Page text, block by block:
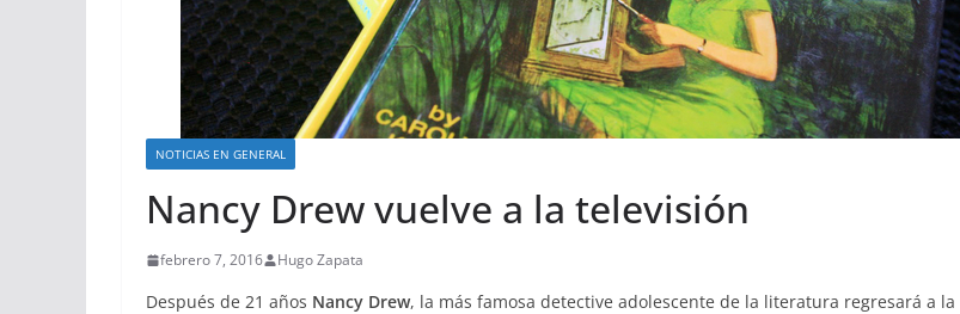
NOTICIAS EN GENERAL
Nancy Drew vuelve a la televisión
febrero 7, 2016 Hugo Zapata
Después de 21 años Nancy Drew, la más famosa detective adolescente de la literatura regresará a la